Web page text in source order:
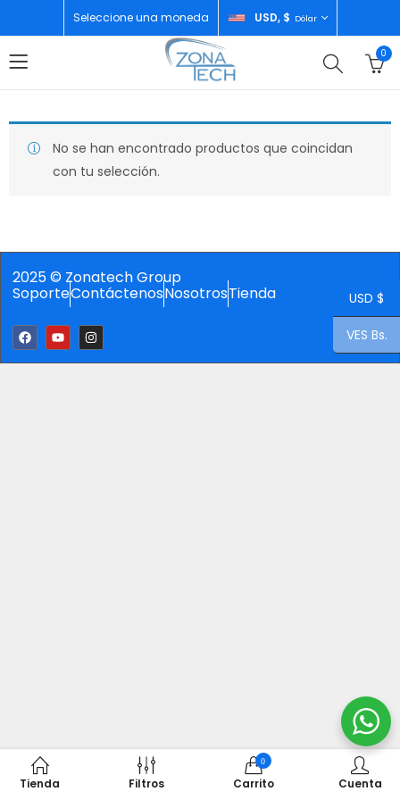
Seleccione una moneda USD, $ Dólar
0
No se han encontrado productos que coincidan
con tu selección.
2025 © Zonatech Group
SoporteContáctenosNosotrosTienda
Tienda Filtros
0
Carrito Cuenta
USD $
VES Bs.